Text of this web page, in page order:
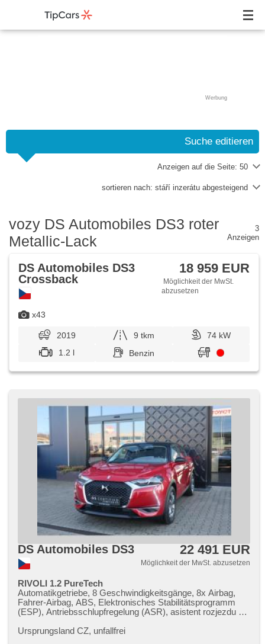
Werbung
Suche editieren
Anzeigen auf die Seite: 50
sortieren nach: stáří inzerátu abgesteigend
vozy DS Automobiles DS3 roter
Metallic-Lack
3
Anzeigen
x43
DS Automobiles DS3
Crossback
18 959 EUR
Möglichkeit der MwSt.
abzusetzen
2019 9 tkm
74 kW
1.2 l
Benzin
DS Automobiles DS3 22 491 EUR
Möglichkeit der MwSt. abzusetzen
RIVOLI 1.2 PureTech
Automatikgetriebe, 8 Geschwindigkeitsgänge, 8x Airbag,
Fahrer-Airbag, ABS, Elektronisches Stabilitätsprogramm
(ESP), Antriebsschlupfregelung (ASR), asistent rozjezdu do
Klimaanlage, Klimaautomatik, Adaptive
Ursprungsland CZ,​ unfallfrei